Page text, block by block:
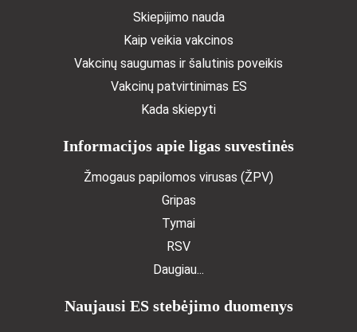
Skiepijimo nauda
Kaip veikia vakcinos
Vakcinų saugumas ir šalutinis poveikis
Vakcinų patvirtinimas ES
Kada skiepyti
Informacijos apie ligas suvestinės
Žmogaus papilomos virusas (ŽPV)
Gripas
Tymai
RSV
Daugiau...
Naujausi ES stebėjimo duomenys